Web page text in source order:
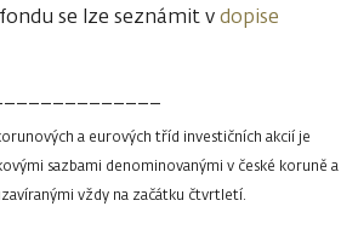
se lze seznámit vdopise
a eurových tříd investičních akcií je
sazbami denominovanými v české koruně a
vždy na začátku čtvrtletí.